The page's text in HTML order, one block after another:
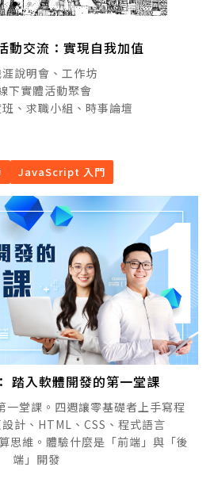
動交流：實現自我加值
涯說明會、工作坊
下實體活動聚會
班、求職小組、時事論壇
JavaScript 入門
踏入軟體開發的第一堂課
一堂課。四週讓零基礎者上手寫程
計、HTML、CSS、程式語言
維。體驗什麼是「前端」與「後
端」開發